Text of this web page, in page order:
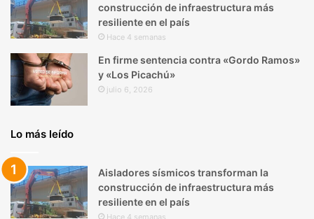
construcción de infraestructura más
resiliente en el país
Hace 4 semanas
En firme sentencia contra «Gordo Ramos»
y «Los Picachú»
julio 6, 2026
Lo más leído
Aisladores sísmicos transforman la
construcción de infraestructura más
resiliente en el país
Hace 4 semanas